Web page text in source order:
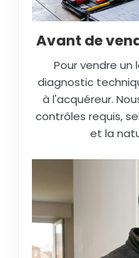
Avant de
Pour vendre un
diagnostic
à l'acquéreur.
contrôles requis,
et la